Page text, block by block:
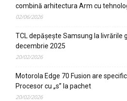
combină arhitectura Arm cu
02/06/2026
TCL depășește Samsung la livrările
decembrie 2025
20/02/2026
Motorola Edge 70 Fusion are
Procesor cu „s” la pachet
20/02/2026